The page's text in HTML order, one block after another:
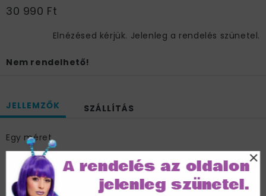
30 990 Ft
Elnézésed kérjük. Jelenleg a rendelés szünetel.
Nem rendelhető!
JELLEMZŐK SZÁLLÍTÁS
Egy méret
Cikkszám: 42541A rendelés az oldalon
jelenleg szünetel.
×